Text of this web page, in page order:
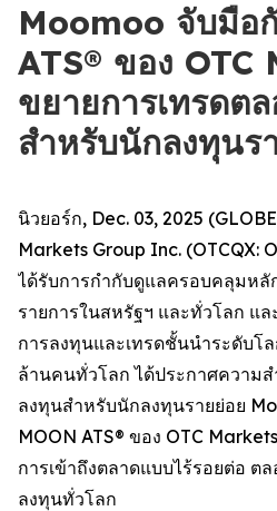
Moomoo จับมือ
ATS® ของ OTC
ขยายการเทรดต
สำหรับนักลงทุนร
นิวยอร์ก, Dec. 03, 2025
Markets Group Inc. (OTCQX:
ได้รับการกำกับดูแลครอบคลุมหลั
รายการในสหรัฐฯ และทั่วโลก แ
การลงทุนและเทรดชั้นนำระดับโ
ล้านคนทั่วโลก ได้ประกาศความ
ลงทุนสำหรับนักลงทุนรายย่อย
MOON ATS® ของ OTC
การเข้าถึงตลาดแบบไร้รอยต่อ ต
ลงทุนทั่วโลก